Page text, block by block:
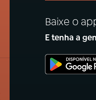
Baixe o
E tenha a